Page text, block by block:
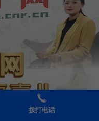
拨打电话